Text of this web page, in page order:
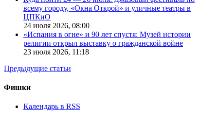
всему городу, «Окна Открой» и уличные театры в
ЦПКиО
24 июля 2026, 08:00
«Испания в огне» и 90 лет спустя: Музей истории
религии открыл выставку о гражданской войне
23 июля 2026, 11:18
Предыдущие статьи
Фишки
Календарь в RSS